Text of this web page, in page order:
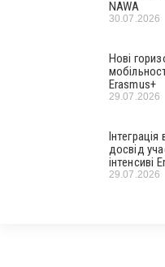
NAWA
30.07.2026
Нові
Erasmus+
29.07.2026
досвід
інтенсиві
29.07.2026